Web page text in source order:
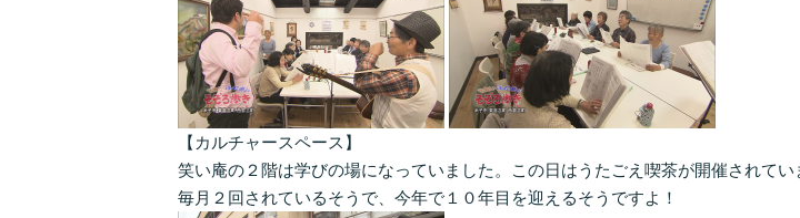
【カルチャースペース】
笑い庵の２階は学びの場になっていました。この日はうたごえ喫茶が開催されてい
毎月２回されているそうで、今年で１０年目を迎えるそうですよ！